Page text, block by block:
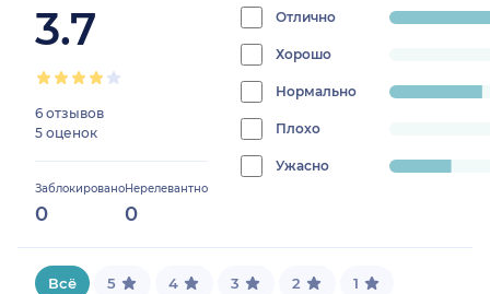
3.7
6 отзывов
5 оценок
Заблокировано
0
Нерелевантно
0
Отлично
progress:
54.54545454545454%
Хорошо
0%
Нормально
27.27272727272727%
Плохо
progress:
Ужасно
18.181818181818183%
Всё 5 4 3 2 1